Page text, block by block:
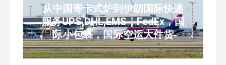
从中国寄卡式炉到伊朗国际快递
服务UPS,DHL,EMS，FedEx，国
际小包裹，国际空运大件货